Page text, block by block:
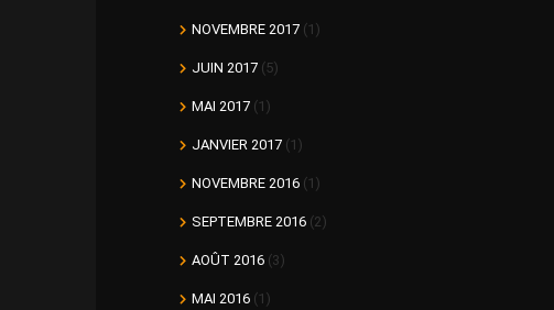
NOVEMBRE 2017 (1)
JUIN 2017 (5)
MAI 2017 (1)
JANVIER 2017 (1)
NOVEMBRE 2016 (1)
SEPTEMBRE 2016 (2)
AOÛT 2016 (3)
MAI 2016 (1)